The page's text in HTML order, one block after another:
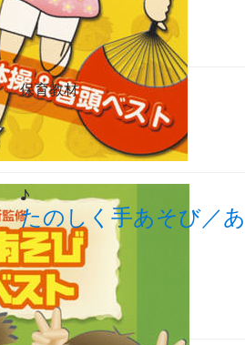
保育教材
♪
たのしく手あそび／